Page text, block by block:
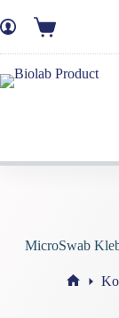
MicroSwab